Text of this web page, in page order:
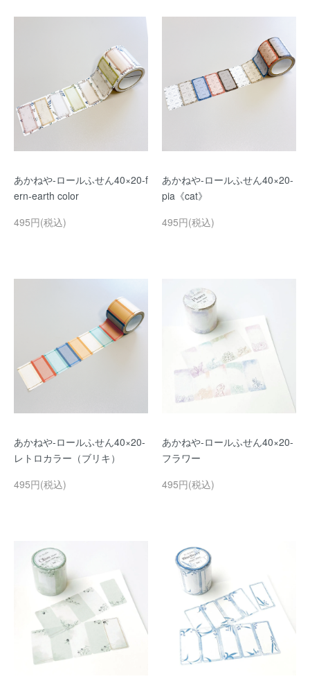
あかねや-ロールふせん40×20-f
ern-earth color
495円(税込)
あかねや-ロールふせん40×20-
pia《cat》
495円(税込)
あかねや-ロールふせん40×20-
レトロカラー（ブリキ）
495円(税込)
あかねや-ロールふせん40×20-
フラワー
495円(税込)